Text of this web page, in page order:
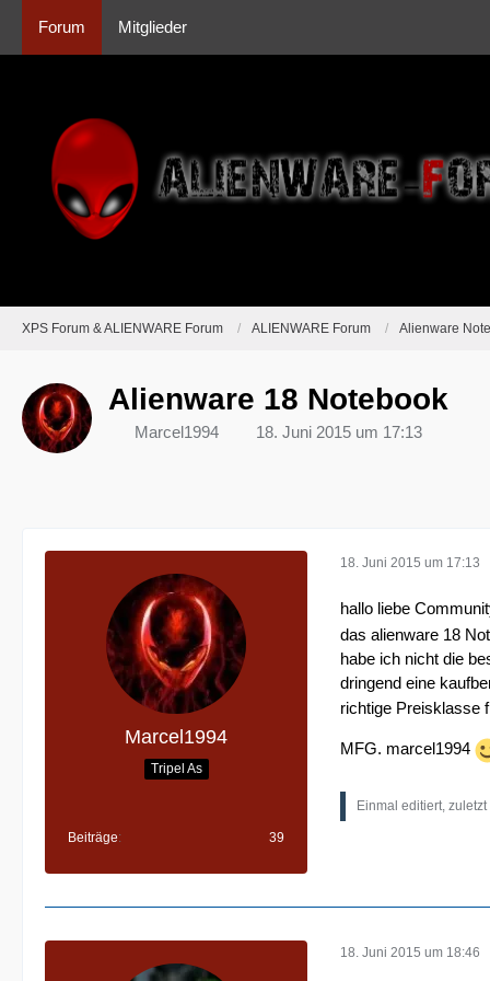
Forum Mitglieder
XPS Forum & ALIENWARE Forum ALIENWARE Forum Alienware
Alienware 18 Notebook
Marcel1994 18. Juni 2015 um 17:13
Marcel1994
Tripel As
Beiträge 39
18. Juni 2015 um 17:13
hallo liebe
das alienware 18
habe ich nicht die
dringend eine
richtige Preisklasse
MFG. marcel1994
Einmal editiert,
18. Juni 2015 um 18:46